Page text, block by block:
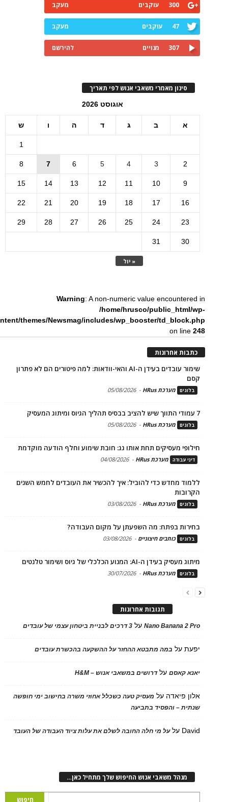
300 עוקבים מעקב
47 עוקבים מעקב
307 מנויים להירשם
סינון מאמרי משאבי אנוש לפי תאריך
אוגוסט 2026
א ב ג ד ה ו ש
« יול
1
2
3
4
5
6
7
8
9
10
11
12
13
14
15
16
17
18
19
20
21
22
23
24
25
26
27
28
29
30
31
Warning: A non-numeric value encountered in
/home/hrusco/public_html/wp-
themes/Newsmag/includes/wp_booster/td_block.php
on line248
כתבות אחרונות
שימור עובדים בעידן ה-AI והאי-וודאות: למה פיטורים הם לא פתרון
קסם
בלוגים מערכת HRus -
05/08/2026
7 עמודי התווך שיש להציב בבסיס תהליך הגיוס ומיתוג המעסיק
בלוגים מערכת HRus -
05/08/2026
חילופי מעסיקים תחת אותו גג: חובת שימוע וחלף הודעה מוקדמת
דיני עבודה מערכת HRus -
04/08/2026
ללמוד מחדש כדי להוביל: איך להכשיר את העובדים לחמש השנים
הקרובות
בלוגים מערכת HRus -
03/08/2026
בחירות בפתח: מה השפעתן על מקום העבודה?
בלוגים כותבים חיצוניים -
03/08/2026
מיתוג מעסיק בעידן ה-AI: המנוע הכלכלי של גיוס ושימור טלנטים
בלוגים מערכת HRus -
30/07/2026
תגובות אחרונות
Nano Banana 2 Proעל 3 דרכים לבניית ביטחון עצמי של עובדים
יפעתעל במה מתבטא ההחזר על ההשקעה בהכשרת עובדים
יאנא קאסםעלדרושים במשאבי אנוש – H&M
אלון פיאדה על מעסיק טעה כשכלל אחוזי משרה בחישוב ימי חופשה
שנתית – והפסיד בתביעה
David עלעל מי חלה החובה לשלם את עלות ציוד העבודה של העובד
מנהל משאבי אנוש החיפוש שלך מתחיל כאן…